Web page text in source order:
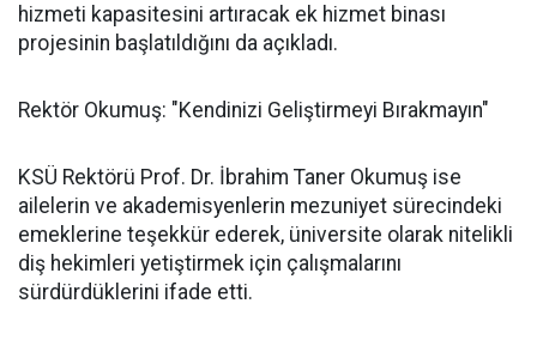
hizmeti kapasitesini artıracak ek hizmet binası
projesinin başlatıldığını da açıkladı.
Rektör Okumuş: "Kendinizi Geliştirmeyi Bırakmayın"
KSÜ Rektörü Prof. Dr. İbrahim Taner Okumuş ise
ailelerin ve akademisyenlerin mezuniyet sürecindeki
emeklerine teşekkür ederek, üniversite olarak nitelikli
diş hekimleri yetiştirmek için çalışmalarını
sürdürdüklerini ifade etti.